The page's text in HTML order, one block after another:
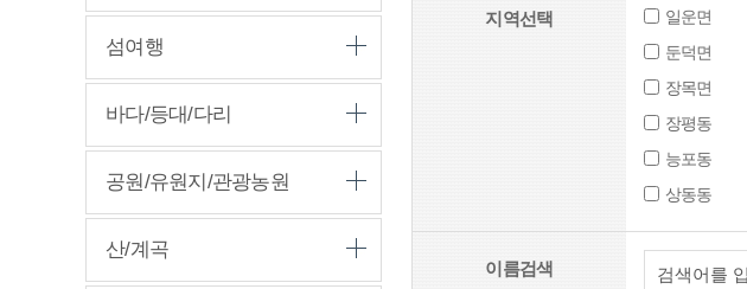
섬여행
바다/등대/다리
공원/유원지/관광농원
산/계곡
지역선택 일운면
둔덕면
장목면
장평동
능포동
상동동
이름검색